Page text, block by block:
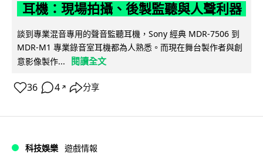
耳機：現場拍攝、後製監聽與人聲利器
談到專業混音專用的聲音監聽耳機，Sony 經典 MDR-7506 到
MDR-M1 專業錄音室耳機都為人熟悉。而現在舞台製作者與創
意影像製作...
閱讀全文
36 4 ↗ 分享
科技娛樂 遊戲情報